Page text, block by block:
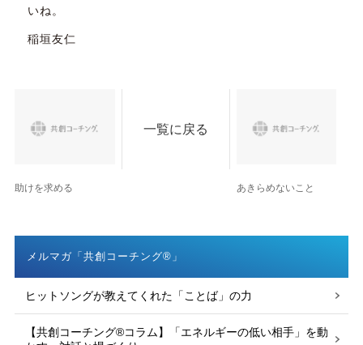
いね。
稲垣友仁
助けを求める
一覧に戻る
あきらめないこと
メルマガ「共創コーチング®」
ヒットソングが教えてくれた「ことば」の力
【共創コーチング®︎コラム】「エネルギーの低い相手」を動